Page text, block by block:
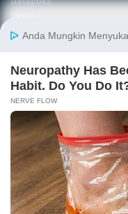
Langganan Newsletter
Email
Tentang Katadata
Kebijakan